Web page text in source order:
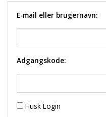
E-mail eller brugernavn:
Adgangskode:
Husk Login